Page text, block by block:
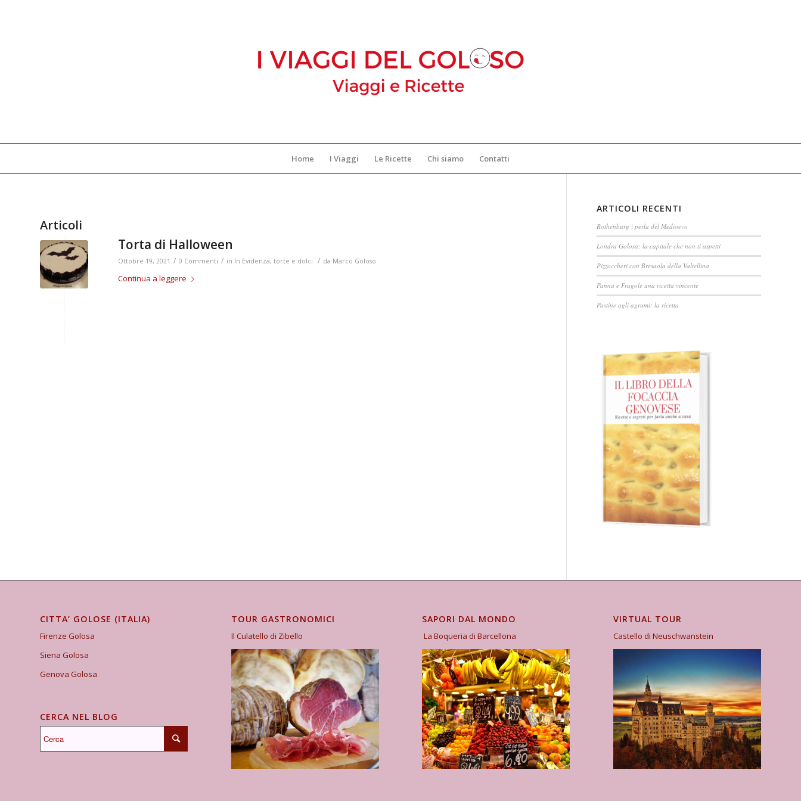
Home I Viaggi Le Ricette Chi siamo Contatti
Articoli
Torta di Halloween
Ottobre 19, 2021 / 0 Commenti / in In Evidenza, torte e dolci / da Marco Goloso
Continua a leggere
ARTICOLI RECENTI
Rothenburg | perla del Medioevo
Londra Golosa: la capitale che non ti aspetti
Pizzoccheri con Bresaola della Valtellina
Panna e Fragole una ricetta vincente
Pastine agli agrumi: la ricetta
CITTA’ GOLOSE (ITALIA)
Firenze Golosa
Siena Golosa
Genova Golosa
CERCA NEL BLOG
TOUR GASTRONOMICI
Il Culatello di Zibello
SAPORI DAL MONDO
La Boqueria di Barcellona
VIRTUAL TOUR
Castello di Neuschwanstein